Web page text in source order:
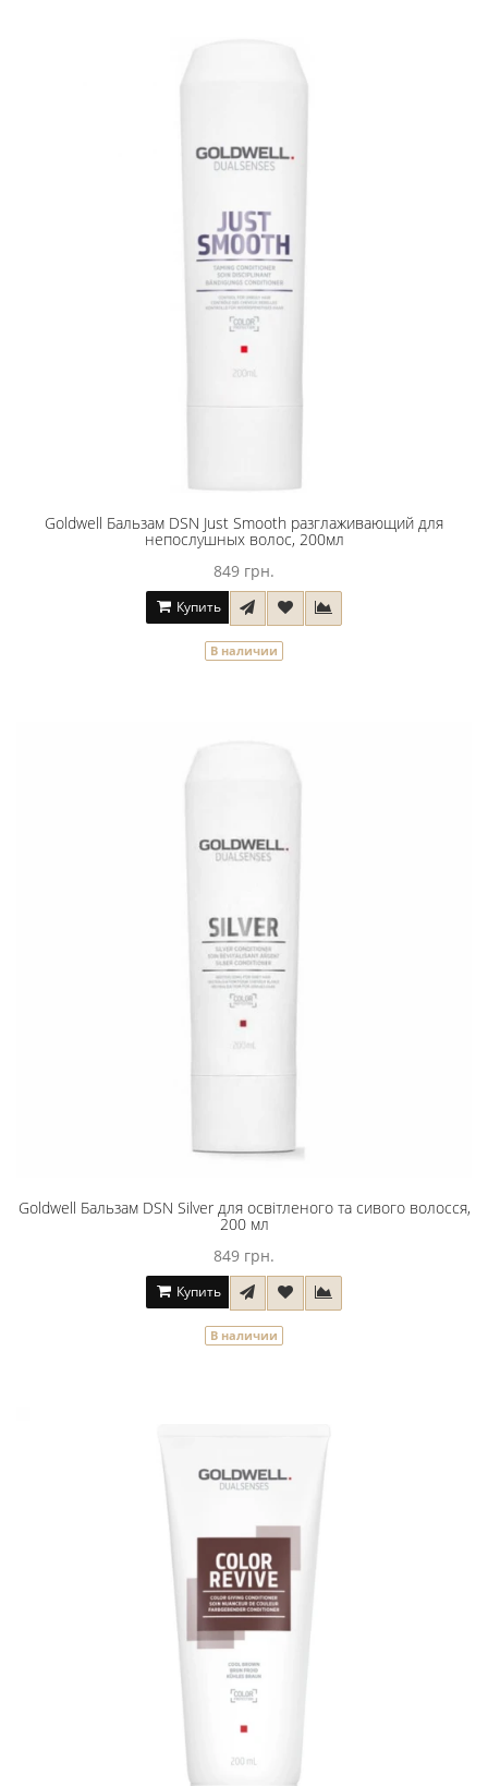
Goldwell Бальзам DSN Just Smooth разглаживающий для
непослушных волос, 200мл
849 грн.
Купить
В наличии
Goldwell Бальзам DSN Silver для освітленого та сивого волосся,
200 мл
849 грн.
Купить
В наличии